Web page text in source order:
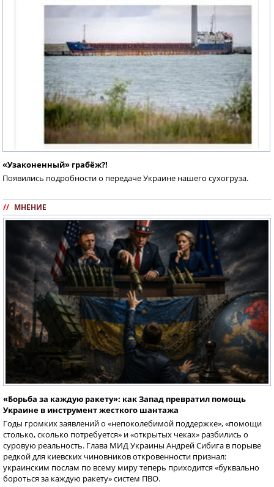
«Узаконенный» грабёж?!
Появились подробности о передаче Украине нашего сухогруза.
// МНЕНИЕ
«Борьба за каждую ракету»: как Запад превратил помощь
Украине в инструмент жесткого шантажа
Годы громких заявлений о «непоколебимой поддержке», «помощи
столько, сколько потребуется» и «открытых чеках» разбились о
суровую реальность. Глава МИД Украины Андрей Сибига в порыве
редкой для киевских чиновников откровенности признал:
украинским послам по всему миру теперь приходится «буквально
бороться за каждую ракету» систем ПВО.